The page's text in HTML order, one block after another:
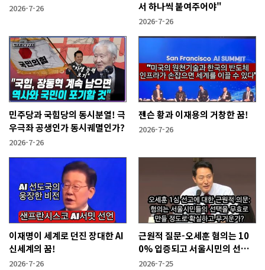
2026-7-26
서 하나씩 붙여주어야"
2026-7-26
민주당과 국힘당의 동시분열! 극
우극좌 공생인가 동시궤멸인가?
2026-7-26
젠슨 황과 이재용의 거창한 꿈!
2026-7-26
이재명이 세계로 던진 장대한 AI
신세계의 꿈!
2026-7-26
근원적 질문-오세훈 혐의는 10
0% 입증되고 서울시민의 선택
을 무효화시킬 만큼 무겁나?
2026-7-25